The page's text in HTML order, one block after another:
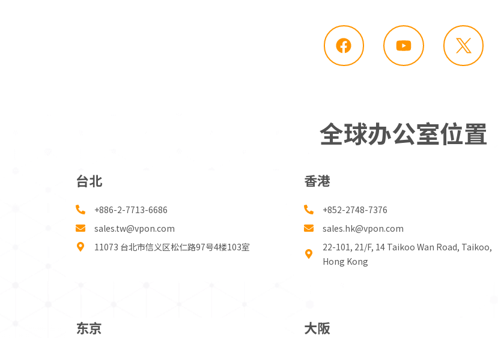
F
a
c
e
k
Y
o
u
t
全球办公室位置
台北
+886-2-7713-6686
sales.tw@vpon.com
11073 台北市信义区松仁路97号4楼103室
香港
+852-2748-7376
sales.hk@vpon.com
22-101, 21/F, 14 Taikoo Wan Road, Taikoo,
Hong Kong
东京 大阪